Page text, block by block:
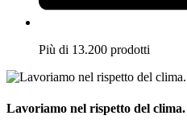
Più di 13.200 prodotti
Lavoriamo nel rispetto del clima.